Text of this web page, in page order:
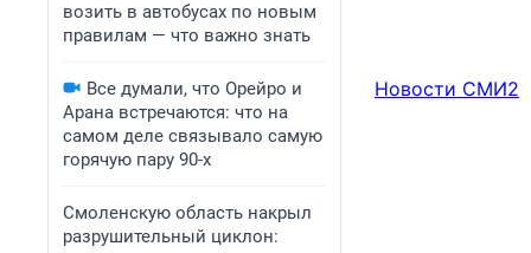
возить в автобусах по новым
правилам — что важно знать
Все думали, что Орейро и
Арана встречаются: что на
самом деле связывало самую
горячую пару 90-х
Смоленскую область накрыл
разрушительный циклон:
Новости СМИ2